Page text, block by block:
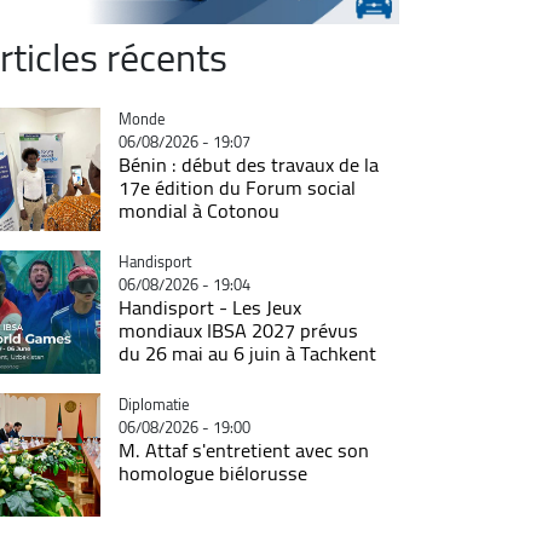
récents
Catégorie
Monde
06/08/2026 - 19:07
Bénin : début des travaux de la
17e édition du Forum social
mondial à Cotonou
Catégorie
Handisport
06/08/2026 - 19:04
Handisport - Les Jeux
mondiaux IBSA 2027 prévus
du 26 mai au 6 juin à Tachkent
Catégorie
Diplomatie
06/08/2026 - 19:00
M. Attaf s'entretient avec son
homologue biélorusse